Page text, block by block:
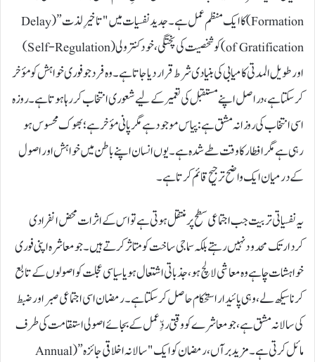
Formation) کا ایک منظم عمل ہے۔ جدید نفسیات میں "تاخیرِ لذت” (Delay
of Gratification) کو شخصیت کی پختگی، خود کنترولی (Self-Regulation)
اور طویل المدتی کامیابی کی بنیادی شرط قرار دیا جاتا ہے۔ وہ فرد جو فوری خواہش کو مؤخر
کر سکتا ہے، دراصل اپنے مستقبل کی تعمیر کے لیے شعوری انتخاب کر رہا ہوتا ہے۔ روزہ
اسی انتخاب کی روزانہ مشق ہے: پیاس موجود ہے مگر پانی مؤخر ہے؛ بھوک محسوس ہو
رہی ہے مگر افطار کا وقت طے شدہ ہے۔ یوں انسان اپنے باطن میں خواہش اور اصول
کے درمیان ایک واضح ترجیح قائم کرتا ہے۔
یہ نفسیاتی تربیت جب اجتماعی سطح پر منتقل ہوتی ہے تو اس کے اثرات محض انفرادی
کردار تک محدود نہیں رہتے بلکہ سماجی ساخت کو متاثر کرتے ہیں۔ جو معاشرہ اپنی فوری
خواہشات چاہے وہ معاشی لالچ ہو، جذباتی اشتعال ہو یا سیاسی عجلت کو اصولوں کے تابع
کرنا سیکھ لے، وہی پائیدار استحکام حاصل کر سکتا ہے۔ رمضان اسی اجتماعی صبر اور ضبط
کی سالانہ مشق ہے، جو معاشرے کو وقتی ردِّعمل کے بجائے اصولی استقامت کی طرف
مائل کرتی ہے۔ مزید برآں، رمضان کو ایک "سالانہ اخلاقی جائزہ” (Annual